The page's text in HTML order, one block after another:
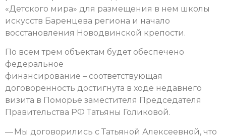
«Детского мира» для размещения в нем школы
искусств Баренцева региона и начало
восстановления Новодвинской крепости.
По всем трем объектам будет обеспечено
федеральное
финансирование – соответствующая
договоренность достигнута в ходе недавнего
визита в Поморье заместителя Председателя
Правительства РФ Татьяны Голиковой.
— Мы договорились с Татьяной Алексеевной, что